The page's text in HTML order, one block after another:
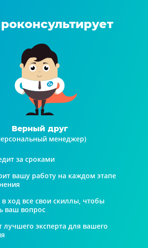
Верный друг
менеджер)
за сроками
вашу работу на каждом этапе
в ход все свои скиллы, чтобы
ваш вопрос
лучшего эксперта для вашего